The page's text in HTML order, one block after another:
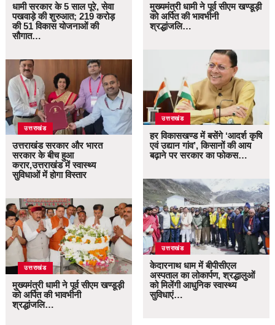
धामी सरकार के 5 साल पूरे, सेवा
पखवाड़े की शुरुआत; 219 करोड़
की 51 विकास योजनाओं की
सौगात…
उत्तराखंड
उत्तराखंड सरकार और भारत
सरकार के बीच हुआ
करार,उत्तराखंड में स्वास्थ्य
सुविधाओं में होगा विस्तार
उत्तराखंड
मुख्यमंत्री धामी ने पूर्व सीएम खण्डूड़ी
को अर्पित की भावभीनी
श्रद्धांजलि…
मुख्यमंत्री धामी ने पूर्व सीएम खण्डूड़ी
को अर्पित की भावभीनी
श्रद्धांजलि…
उत्तराखंड
हर विकासखण्ड में बसेंगे ‘आदर्श कृषि
एवं उद्यान गांव’, किसानों की आय
बढ़ाने पर सरकार का फोकस…
उत्तराखंड
केदारनाथ धाम में बीपीसीएल
अस्पताल का लोकार्पण, श्रद्धालुओं
को मिलेंगी आधुनिक स्वास्थ्य
सुविधाएं…